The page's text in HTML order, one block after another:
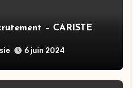
– CARISTE
6 juin 2024